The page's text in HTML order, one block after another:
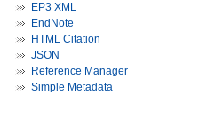
EP3 XML
EndNote
HTML Citation
JSON
Reference Manager
Simple Metadata